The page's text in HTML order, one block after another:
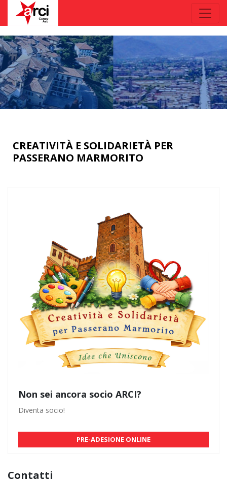
CREATIVITÀ E SOLIDARIETÀ PER
PASSERANO MARMORITO
Non sei ancora socio ARCI?
Diventa socio!
PRE-ADESIONE ONLINE
Contatti